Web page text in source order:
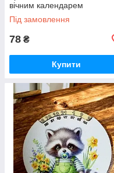
вічним календарем
Під замовлення
78 ₴
Купити